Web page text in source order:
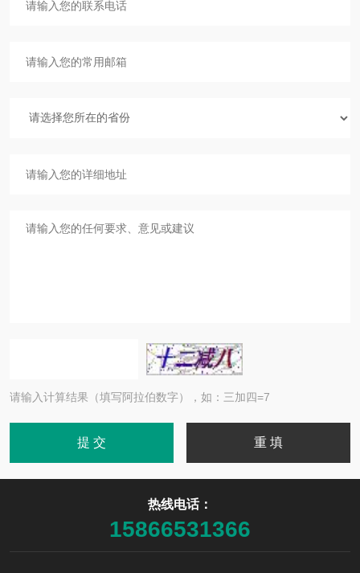
请输入计算结果（填写阿拉伯数字），如：三加四=7
热线电话：
15866531366